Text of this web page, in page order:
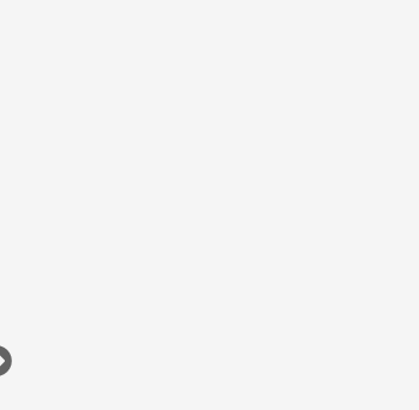
後半
話になりました。いろいろご相談にのって頂
度についても参考になりました。
綺麗にして頂ける事のありがたさを感じるの
について、お任せできる美容院に出会えてう